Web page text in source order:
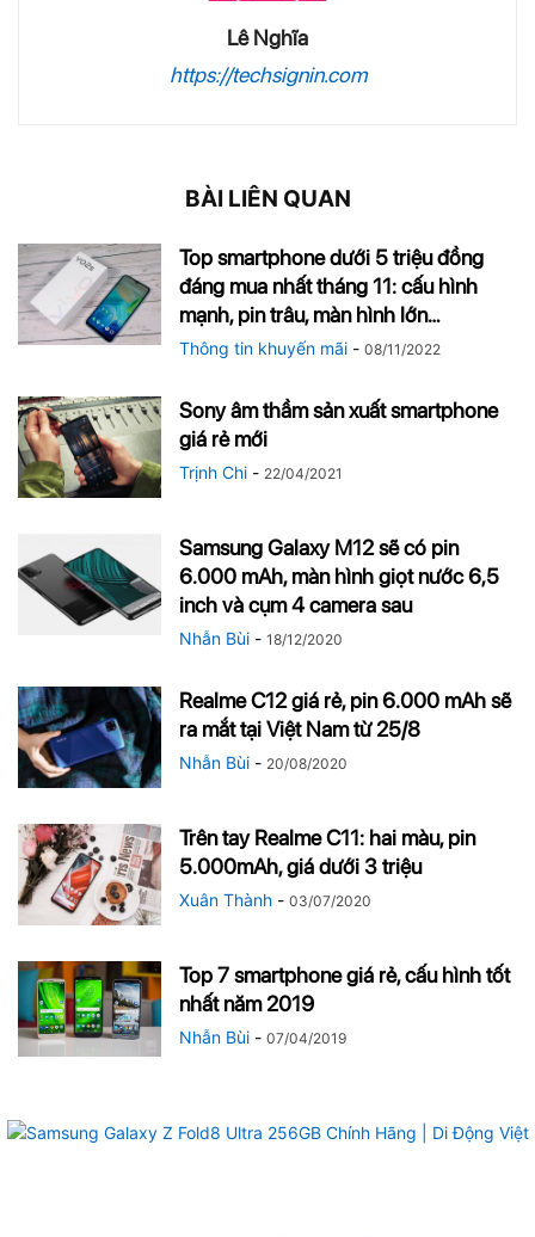
Lê Nghĩa
https://techsignin.com
BÀI LIÊN QUAN
Top smartphone dưới 5 triệu đồng
đáng mua nhất tháng 11: cấu hình
mạnh, pin trâu, màn hình lớn…
Thông tin khuyến mãi - 08/11/2022
Sony âm thầm sản xuất smartphone
giá rẻ mới
Trịnh Chi - 22/04/2021
Samsung Galaxy M12 sẽ có pin
6.000 mAh, màn hình giọt nước 6,5
inch và cụm 4 camera sau
Nhẫn Bùi - 18/12/2020
Realme C12 giá rẻ, pin 6.000 mAh sẽ
ra mắt tại Việt Nam từ 25/8
Nhẫn Bùi - 20/08/2020
Trên tay Realme C11: hai màu, pin
5.000mAh, giá dưới 3 triệu
Xuân Thành - 03/07/2020
Top 7 smartphone giá rẻ, cấu hình tốt
nhất năm 2019
Nhẫn Bùi - 07/04/2019